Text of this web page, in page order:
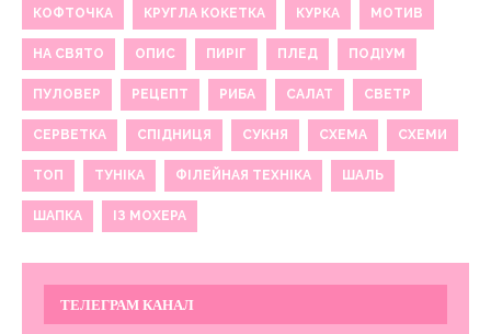
КОФТОЧКА КРУГЛА КОКЕТКА КУРКА МОТИВ
НА СВЯТО ОПИС ПИРІГ ПЛЕД ПОДІУМ
ПУЛОВЕР РЕЦЕПТ РИБА САЛАТ СВЕТР
СЕРВЕТКА СПІДНИЦЯ СУКНЯ СХЕМА СХЕМИ
ТОП ТУНІКА ФІЛЕЙНАЯ ТЕХНІКА ШАЛЬ
ШАПКА ІЗ МОХЕРА
ТЕЛЕГРАМ КАНАЛ